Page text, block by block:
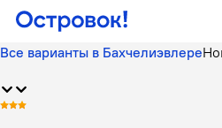
Все варианты в Бахчелиэвлере